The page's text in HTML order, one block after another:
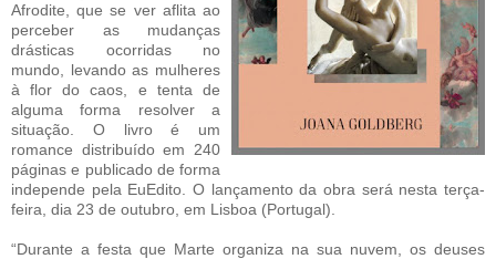
Afrodite, que se ver aflita ao
perceber as mudanças
drásticas ocorridas no
mundo, levando as mulheres
à flor do caos, e tenta de
alguma forma resolver a
situação. O livro é um
romance distribuído em 240
páginas e publicado de forma
independe pela EuEdito. O lançamento da obra será nesta terça-
feira, dia 23 de outubro, em Lisboa (Portugal).
“Durante a festa que Marte organiza na sua nuvem, os deuses